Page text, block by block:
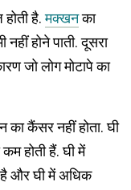
है.मक्खनका
होने पाती. दूसरा
जो लोग मोटापे का
कैंसर नहीं होता. घी
होती हैं. घी में
है और घी में अधिक